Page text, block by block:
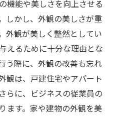
機能や美しさを向上させる
しかし、外観の美しさが重
外観が美しく整然としてい
えるために十分な理由とな
う際に、外観の改善も忘れ
観は、戸建住宅やアパート
らに、ビジネスの従業員の
ます。家や建物の外観を美